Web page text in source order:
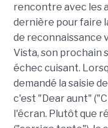
rencontre avec les
dernière pour faire
de reconnaissance
Vista, son prochain
échec cuisant.
demandé la saisie
c'est "Dear aunt"
l'écran. Plutôt que